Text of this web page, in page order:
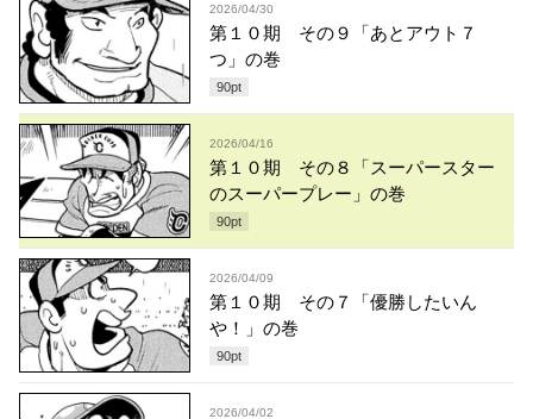
2026/04/30
第１０期 その９「あとアウト７
つ」の巻
90pt
2026/04/16
第１０期 その８「スーパースター
のスーパープレー」の巻
90pt
2026/04/09
第１０期 その７「優勝したいん
や！」の巻
90pt
2026/04/02